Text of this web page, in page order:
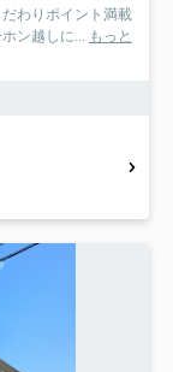
わりポイント満載
ン越しに... もっと